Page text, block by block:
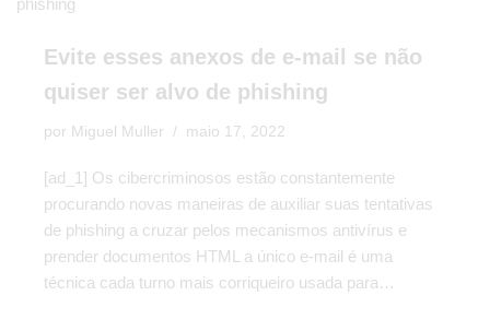
Evite esses anexos de e-mail se não
quiser ser alvo de phishing
por Miguel Muller maio 17, 2022
[ad_1] Os cibercriminosos estão constantemente
procurando novas maneiras de auxiliar suas tentativas
de phishing a cruzar pelos mecanismos antivírus e
prender documentos HTML a único e-mail é uma
técnica cada turno mais corriqueiro usada para…